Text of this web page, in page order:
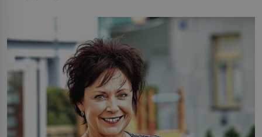
Jsme spolu moc rádi Tehdy byla jiná doba, když